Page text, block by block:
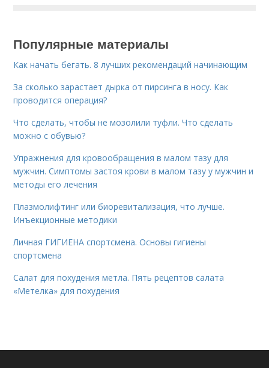
Популярные материалы
Как начать бегать. 8 лучших рекомендаций начинающим
За сколько зарастает дырка от пирсинга в носу. Как
проводится операция?
Что сделать, чтобы не мозолили туфли. Что сделать
можно с обувью?
Упражнения для кровообращения в малом тазу для
мужчин. Симптомы застоя крови в малом тазу у мужчин и
методы его лечения
Плазмолифтинг или биоревитализация, что лучше.
Инъекционные методики
Личная ГИГИЕНА спортсмена. Основы гигиены
спортсмена
Салат для похудения метла. Пять рецептов салата
«Метелка» для похудения